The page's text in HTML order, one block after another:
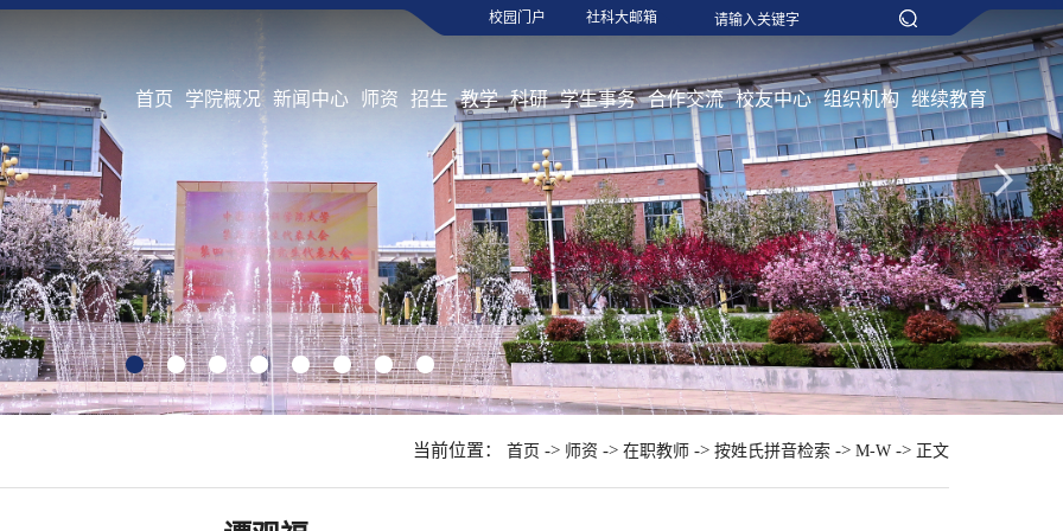
校园门户 社科大邮箱
首页 学院概况 新闻中心 师资 招生 教学 科研 学生事务 合作交流 校友中心 组织机构 继续教育
1 2 3 4 5 6 7 8
当前位置： 首页 -> 师资 -> 在职教师 -> 按姓氏拼音检索 -> M-W -> 正文